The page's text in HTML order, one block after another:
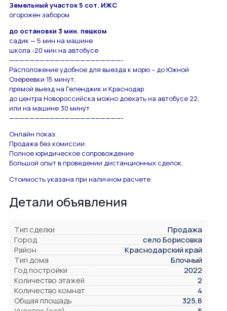
Земельный участок 5 сот. ИЖС
огорожен забором
до остановки 3 мин. пешком
садик — 5 мин на машине
школа -20 мин на автобусе
——————————————————————-
Расположение удобное для выезда к морю – до Южной
Озереевки 15 минут,
прямой выезд на Геленджик и Краснодар
до центра Новороссийска можно доехать на автобусе 22,
или на машине 30 минут
——————————————————————-
Онлайн показ.
Продажа без комиссии.
Полное юридическое сопровождение
Большой опыт в проведении дистанционных сделок.
Стоимость указана при наличном расчете
Детали объявления
Тип сделки
Продажа
Город
село Борисовка
Район
Краснодарский край
Тип дома
Блочный
Год постройки
2022
Количество этажей
2
Количество комнат
4
Общая площадь
325,8